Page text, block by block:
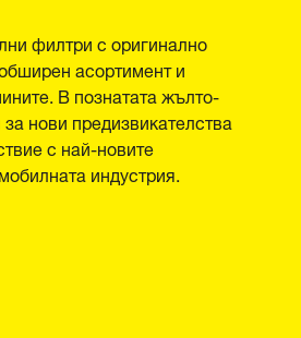
филтри с оригинално
асортимент и
В познатата жълто-
нови предизвикателства
с най-новите
индустрия.